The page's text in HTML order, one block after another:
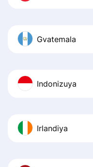
Gvatemala
Indonizuya
Irlandiya